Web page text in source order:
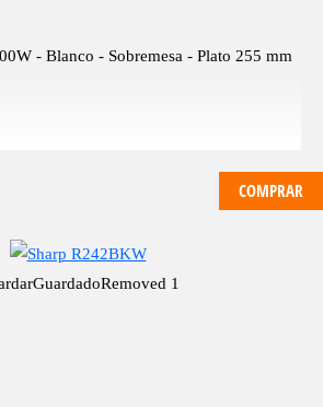
- Blanco - Sobremesa - Plato 255 mm
COMPRAR
GuardadoRemoved 1